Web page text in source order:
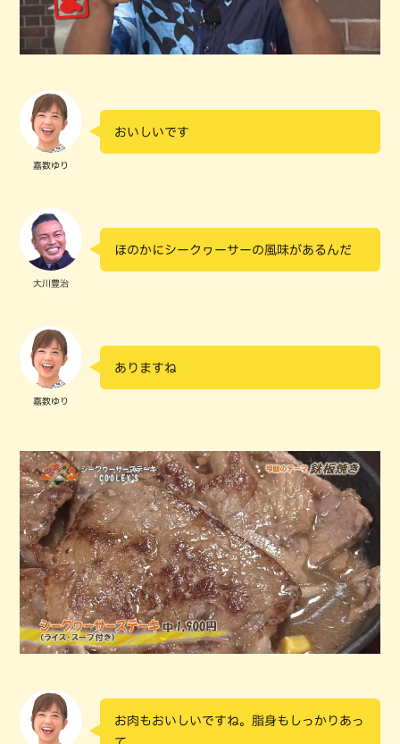
嘉数ゆり
おいしいです
大川豊治
ほのかにシークヮーサーの風味があるんだ
嘉数ゆり
ありますね
お肉もおいしいですね。脂身もしっかりあっ